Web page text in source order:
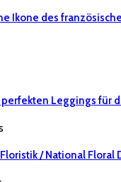
Ikone des
Leggings für
/ National Floral